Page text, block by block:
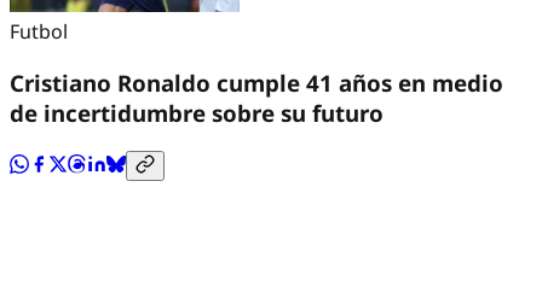
Futbol
Cristiano Ronaldo cumple 41 años en medio
de incertidumbre sobre su futuro